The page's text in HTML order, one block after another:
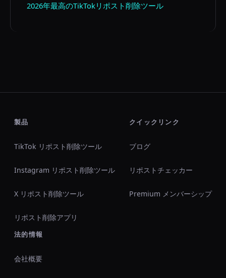
2026年最高のTikTokリポスト削除ツール
製品
TikTok リポスト削除ツール
Instagram リポスト削除ツール
X リポスト削除ツール
リポスト削除アプリ
クイックリンク
ブログ
リポストチェッカー
Premium メンバーシップ
法的情報
会社概要